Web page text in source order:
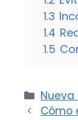
1.3
1.4
1.5
Cómo